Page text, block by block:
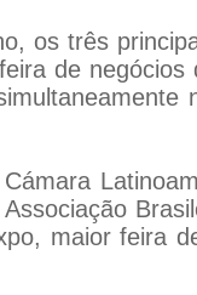
os três
de
maior feira